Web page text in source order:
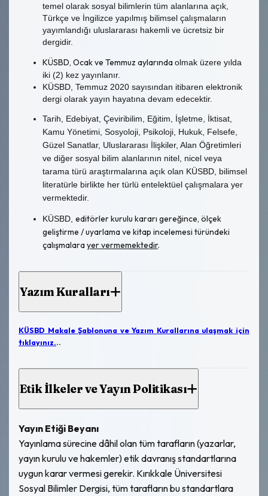
temel olarak sosyal bilimlerin tüm alanlarına açık,
Türkçe ve İngilizce yapılmış bilimsel çalışmaların
yayımlandığı uluslararası hakemli ve ücretsiz bir
dergidir.
KÜSBD, Ocak ve Temmuz aylarındaolmak üzere yılda
iki (2) kez yayınlanır.
KÜSBD, Temmuz 2020 sayısından itibaren elektronik
dergi olarak yayın hayatına devam edecektir.
Tarih, Edebiyat, Çeviribilim, Eğitim, İşletme, İktisat,
Kamu Yönetimi, Sosyoloji, Psikoloji, Hukuk, Felsefe,
Güzel Sanatlar, Uluslararası İlişkiler, Alan Öğretimleri
ve diğer sosyal bilim alanlarının nitel, nicel veya
tarama türü araştırmalarına açık olan KÜSBD, bilimsel
literatürle birlikte her türlü entelektüel çalışmalara yer
vermektedir.
KÜSBD, editörler kurulu kararı gereğince, ölçek
geliştirme / uyarlama ve kitap incelemesi türündeki
çalışmalarayer vermemektedir.
Yazım Kuralları
KÜSBD Makale Şablonuna ve Yazım Kurallarına ulaşmak için
tıklayınız...
Etik İlkeler ve Yayın Politikası
Yayın Etiği Beyanı
Yayınlama sürecine dâhil olan tüm tarafların (yazarlar,
yayın kurulu ve hakemler) etik davranış standartlarına
uygun karar vermesi gerekir. Kırıkkale Üniversitesi
Sosyal Bilimler Dergisi, tüm tarafların bu standartlara